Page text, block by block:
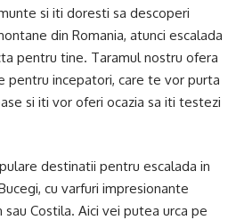
si iti doresti sa descoperi
din Romania, atunci escalada
pentru tine. Taramul nostru ofera
pentru incepatori, care te vor purta
si iti vor oferi ocazia sa iti testezi
destinatii pentru escalada in
cu varfuri impresionante
sau Costila. Aici vei putea urca pe